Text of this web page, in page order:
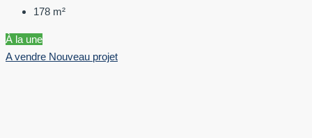
178 m²
À la une
A vendre Nouveau projet